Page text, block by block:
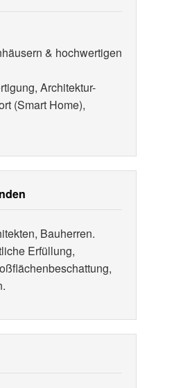
& hochwertigen
Architektur-
(Smart Home),
Bauherren.
Erfüllung,